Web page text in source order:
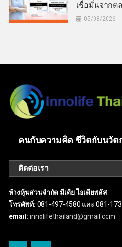
เชื่อมั่นจากต
05/08/2026
คนกับความคิด ชีวิตกับนวัต
ติดต่อเรา
ห้างหุ้นส่วนจำกัด มีเดีย ไอเดียพลัส
โทรศัพท์: 081-497-4580 และ 081-
email: innolifethailand@gmail.com